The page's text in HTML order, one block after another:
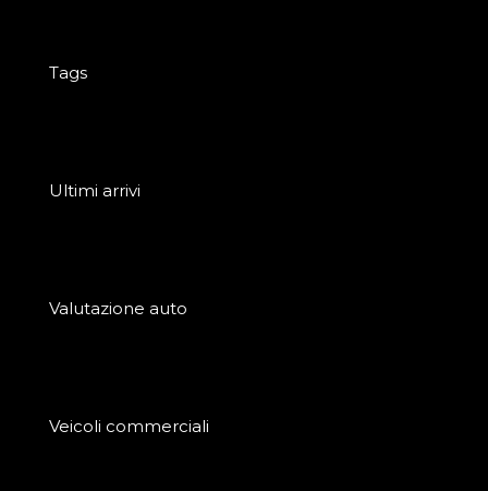
Tags
Ultimi arrivi
Valutazione auto
Veicoli commerciali